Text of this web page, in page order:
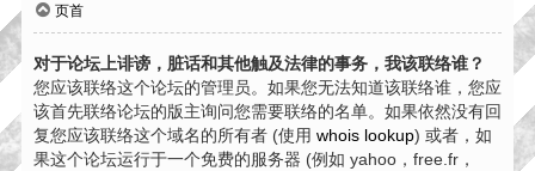
页首
对于论坛上诽谤，脏话和其他触及法律的事务，我该联络谁？
您应该联络这个论坛的管理员。如果您无法知道该联络谁，您应
该首先联络论坛的版主询问您需要联络的名单。如果依然没有回
复您应该联络这个域名的所有者 (使用 whois lookup) 或者，如
果这个论坛运行于一个免费的服务器 (例如 yahoo，free.fr，